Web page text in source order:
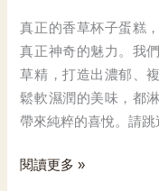
真正的香草杯子蛋糕
真正神奇的魅力。我
草精，打造出濃郁、
鬆軟濕潤的美味，都
帶來純粹的喜悅。請跳
香
閱讀更多 »